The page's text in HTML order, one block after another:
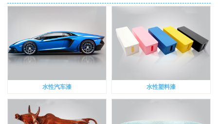
水性汽车漆 水性塑料漆